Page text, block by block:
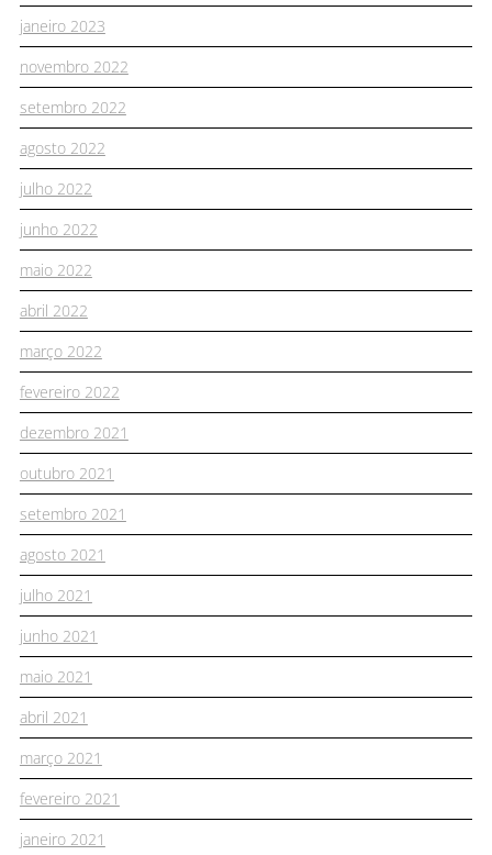
janeiro 2023
novembro 2022
setembro 2022
agosto 2022
julho 2022
junho 2022
maio 2022
abril 2022
março 2022
fevereiro 2022
dezembro 2021
outubro 2021
setembro 2021
agosto 2021
julho 2021
junho 2021
maio 2021
abril 2021
março 2021
fevereiro 2021
janeiro 2021